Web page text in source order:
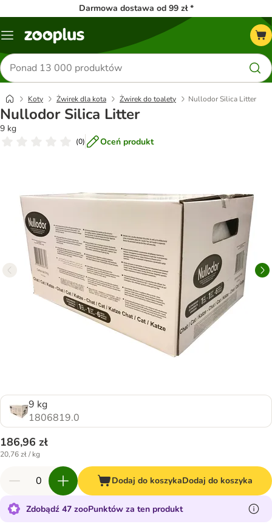
Darmowa dostawa od 99 zł *
Menu
Szukaj
produktów
Koty Żwirek dla kota Żwirek do toalety Nullodor Silica Litter
Nullodor Silica Litter
9 kg
(0) Oceń produkt
9 kg
1806819.0
186,96 zł
20,76 zł / kg
Dodaj do koszykaDodaj do koszyka
Zdobądź 47 zooPunktów za ten produkt